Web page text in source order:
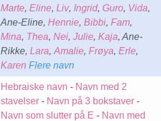
Marte, Eline, Liv, Ingrid, Guro, Vida,
Ane-Eline, Hennie, Bibbi, Fam,
Mina, Thea, Nei, Julie, Kaja, Ane-
Rikke, Lara, Amalie, Frøya, Erle,
Karen Flere navn
Hebraiske navn - Navn med 2
stavelser - Navn på 3 bokstaver -
Navn som slutter på E - Navn med